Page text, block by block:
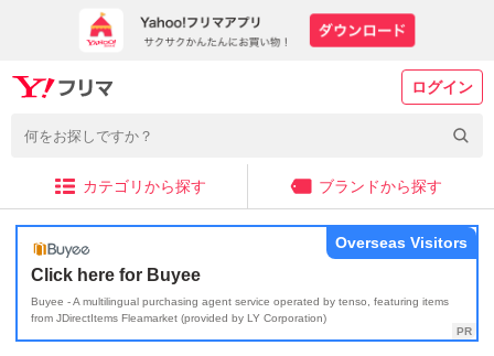
ログイン
カテゴリから探す ブランドから探す
Click here for Buyee
Buyee - A multilingual purchasing agent service operated by tenso, featuring items
from JDirectItems Fleamarket (provided by LY Corporation)
Overseas Visitors